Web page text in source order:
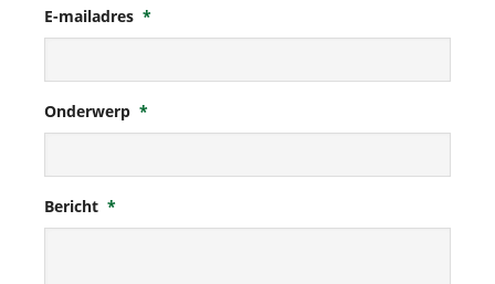
E-mailadres *
Onderwerp *
Bericht *